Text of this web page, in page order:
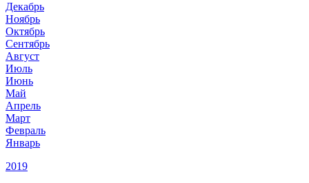
Декабрь
Ноябрь
Октябрь
Сентябрь
Август
Июль
Июнь
Май
Апрель
Март
Февраль
Январь
2019